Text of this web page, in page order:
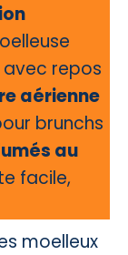
avec repos
aérienne
brunchs
au
facile,
moelleux